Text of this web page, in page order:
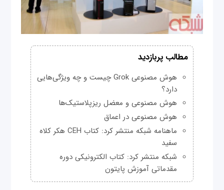
مطالب پربازدید
هوش مصنوعی Grok چیست و چه ویژگی‌هایی
دارد؟
هوش مصنوعی و معضل ریزپلاستیک‌ها
هوش مصنوعی در اعماق
ماهنامه شبکه منتشر کرد: کتاب CEH هکر کلاه
سفید
شبکه منتشر کرد: کتاب الکترونیکی دوره
مقدماتی آموزش پایتون